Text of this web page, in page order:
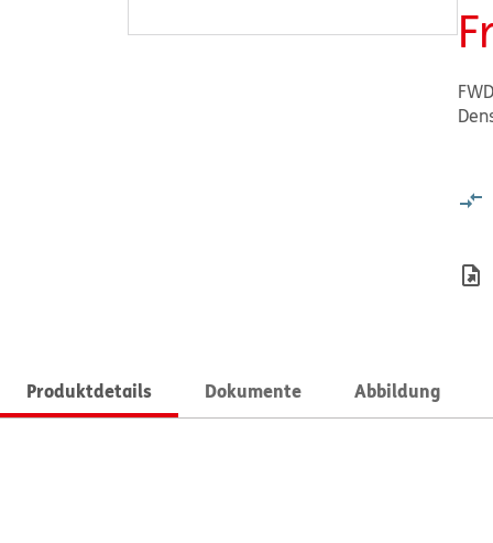
Produktdetails Dokumente Abbildung